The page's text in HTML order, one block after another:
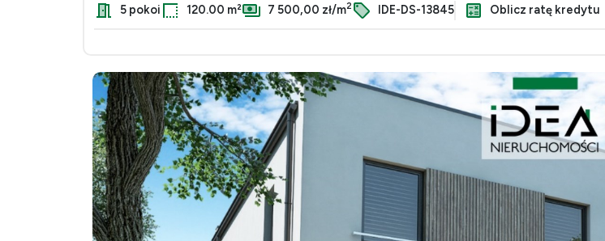
5 pokoi 120.00 m² 7 500,00 zł/m2 IDE-DS-13845 Oblicz ratę kredytu